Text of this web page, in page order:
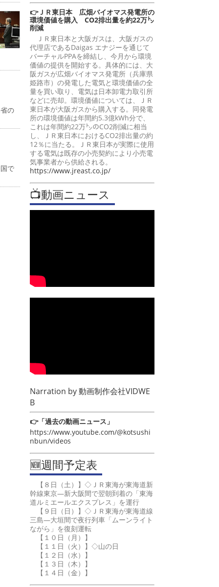
の
で
👉ＪＲ東日本 広畑バイオマス発電所の
環境価値を購入 CO2排出量を約22万㌧
削減
ＪＲ東日本と大阪ガスは、大阪ガスの
代理店であるDaigas エナジーを通じて
バーチャルPPAを締結し、今月から環境
価値の提供を開始する。具体的には、大
阪ガスが広畑バイオマス発電所（兵庫県
姫路市）の発電した電気と環境価値の全
量を買い取り、電気は日本卸電力取引所
などに売却。環境価値については、ＪＲ
東日本が大阪ガスから購入する。同発電
所の環境価値は年間約5.3億kWh分で、
これは年間約22万㌧のCO2削減に相当
し、ＪＲ東日本におけるCO2排出量の約
12％に当たる。ＪＲ東日本が実際に使用
する電気は既存の小売契約により小売電
気事業者から供給される。
https://www.jreast.co.jp/
📺動画ニュース
Narration by動画制作会社VIDWE
B
👉「過去の動画ニュース」
https://www.youtube.com/@kotsushi
nbun/videos
🆕週間予定表
【８日（土）】◇ＪＲ東海が東海道新
幹線東京―新大阪間で翌朝到着の「東海
道ルミエールエクスプレス」を運行
【９日（日）】◇ＪＲ東海が東海道線
三島―大垣間で夜行列車「ムーンライト
ながら」を復刻運転
【１０日（月）】
【１１日（火）】◇山の日
【１２日（水）】
【１３日（木）】
【１４日（金）】